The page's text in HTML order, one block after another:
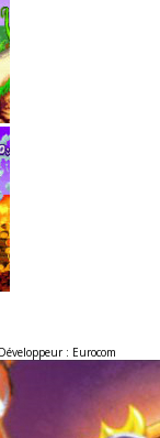
: Eurocom